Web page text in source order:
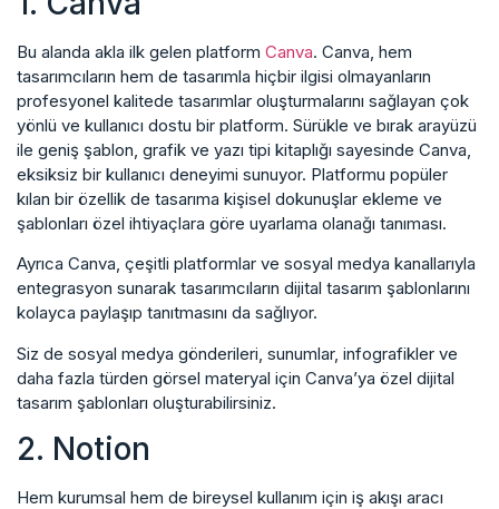
Bu alanda akla ilk gelen platform Canva. Canva, hem
tasarımcıların hem de tasarımla hiçbir ilgisi olmayanların
profesyonel kalitede tasarımlar oluşturmalarını sağlayan çok
yönlü ve kullanıcı dostu bir platform. Sürükle ve bırak arayüzü
ile geniş şablon, grafik ve yazı tipi kitaplığı sayesinde Canva,
eksiksiz bir kullanıcı deneyimi sunuyor. Platformu popüler
kılan bir özellik de tasarıma kişisel dokunuşlar ekleme ve
şablonları özel ihtiyaçlara göre uyarlama olanağı tanıması.
Ayrıca Canva, çeşitli platformlar ve sosyal medya kanallarıyla
entegrasyon sunarak tasarımcıların dijital tasarım şablonlarını
kolayca paylaşıp tanıtmasını da sağlıyor.
Siz de sosyal medya gönderileri, sunumlar, infografikler ve
daha fazla türden görsel materyal için Canva’ya özel dijital
tasarım şablonları oluşturabilirsiniz.
2. Notion
Hem kurumsal hem de bireysel kullanım için iş akışı aracı